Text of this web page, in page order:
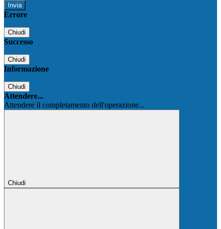
Errore
Chiudi
Successo
Chiudi
Informazione
Chiudi
Attendere...
Attendere il completamento dell'operazione...
Chiudi